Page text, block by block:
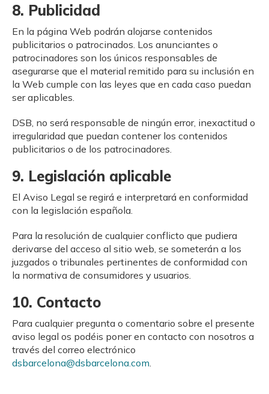
8. Publicidad
En la página Web podrán alojarse contenidos
publicitarios o patrocinados. Los anunciantes o
patrocinadores son los únicos responsables de
asegurarse que el material remitido para su inclusión en
la Web cumple con las leyes que en cada caso puedan
ser aplicables.
DSB, no será responsable de ningún error, inexactitud o
irregularidad que puedan contener los contenidos
publicitarios o de los patrocinadores.
9. Legislación aplicable
El Aviso Legal se regirá e interpretará en conformidad
con la legislación española.
Para la resolución de cualquier conflicto que pudiera
derivarse del acceso al sitio web, se someterán a los
juzgados o tribunales pertinentes de conformidad con
la normativa de consumidores y usuarios.
10. Contacto
Para cualquier pregunta o comentario sobre el presente
aviso legal os podéis poner en contacto con nosotros a
través del correo electrónico
dsbarcelona@dsbarcelona.com